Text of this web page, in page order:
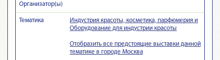
Организатор(ы)
Тематика
Индустрия красоты, косметика, парфюмерия и
Оборудование для индустрии красоты
Отобразить все предстоящие выставки данной
тематике в городе Москва